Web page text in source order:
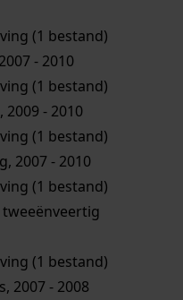
(1 bestand)
- 2010
(1 bestand)
- 2010
(1 bestand)
2007 - 2010
(1 bestand)
(1 bestand)
2007 - 2008